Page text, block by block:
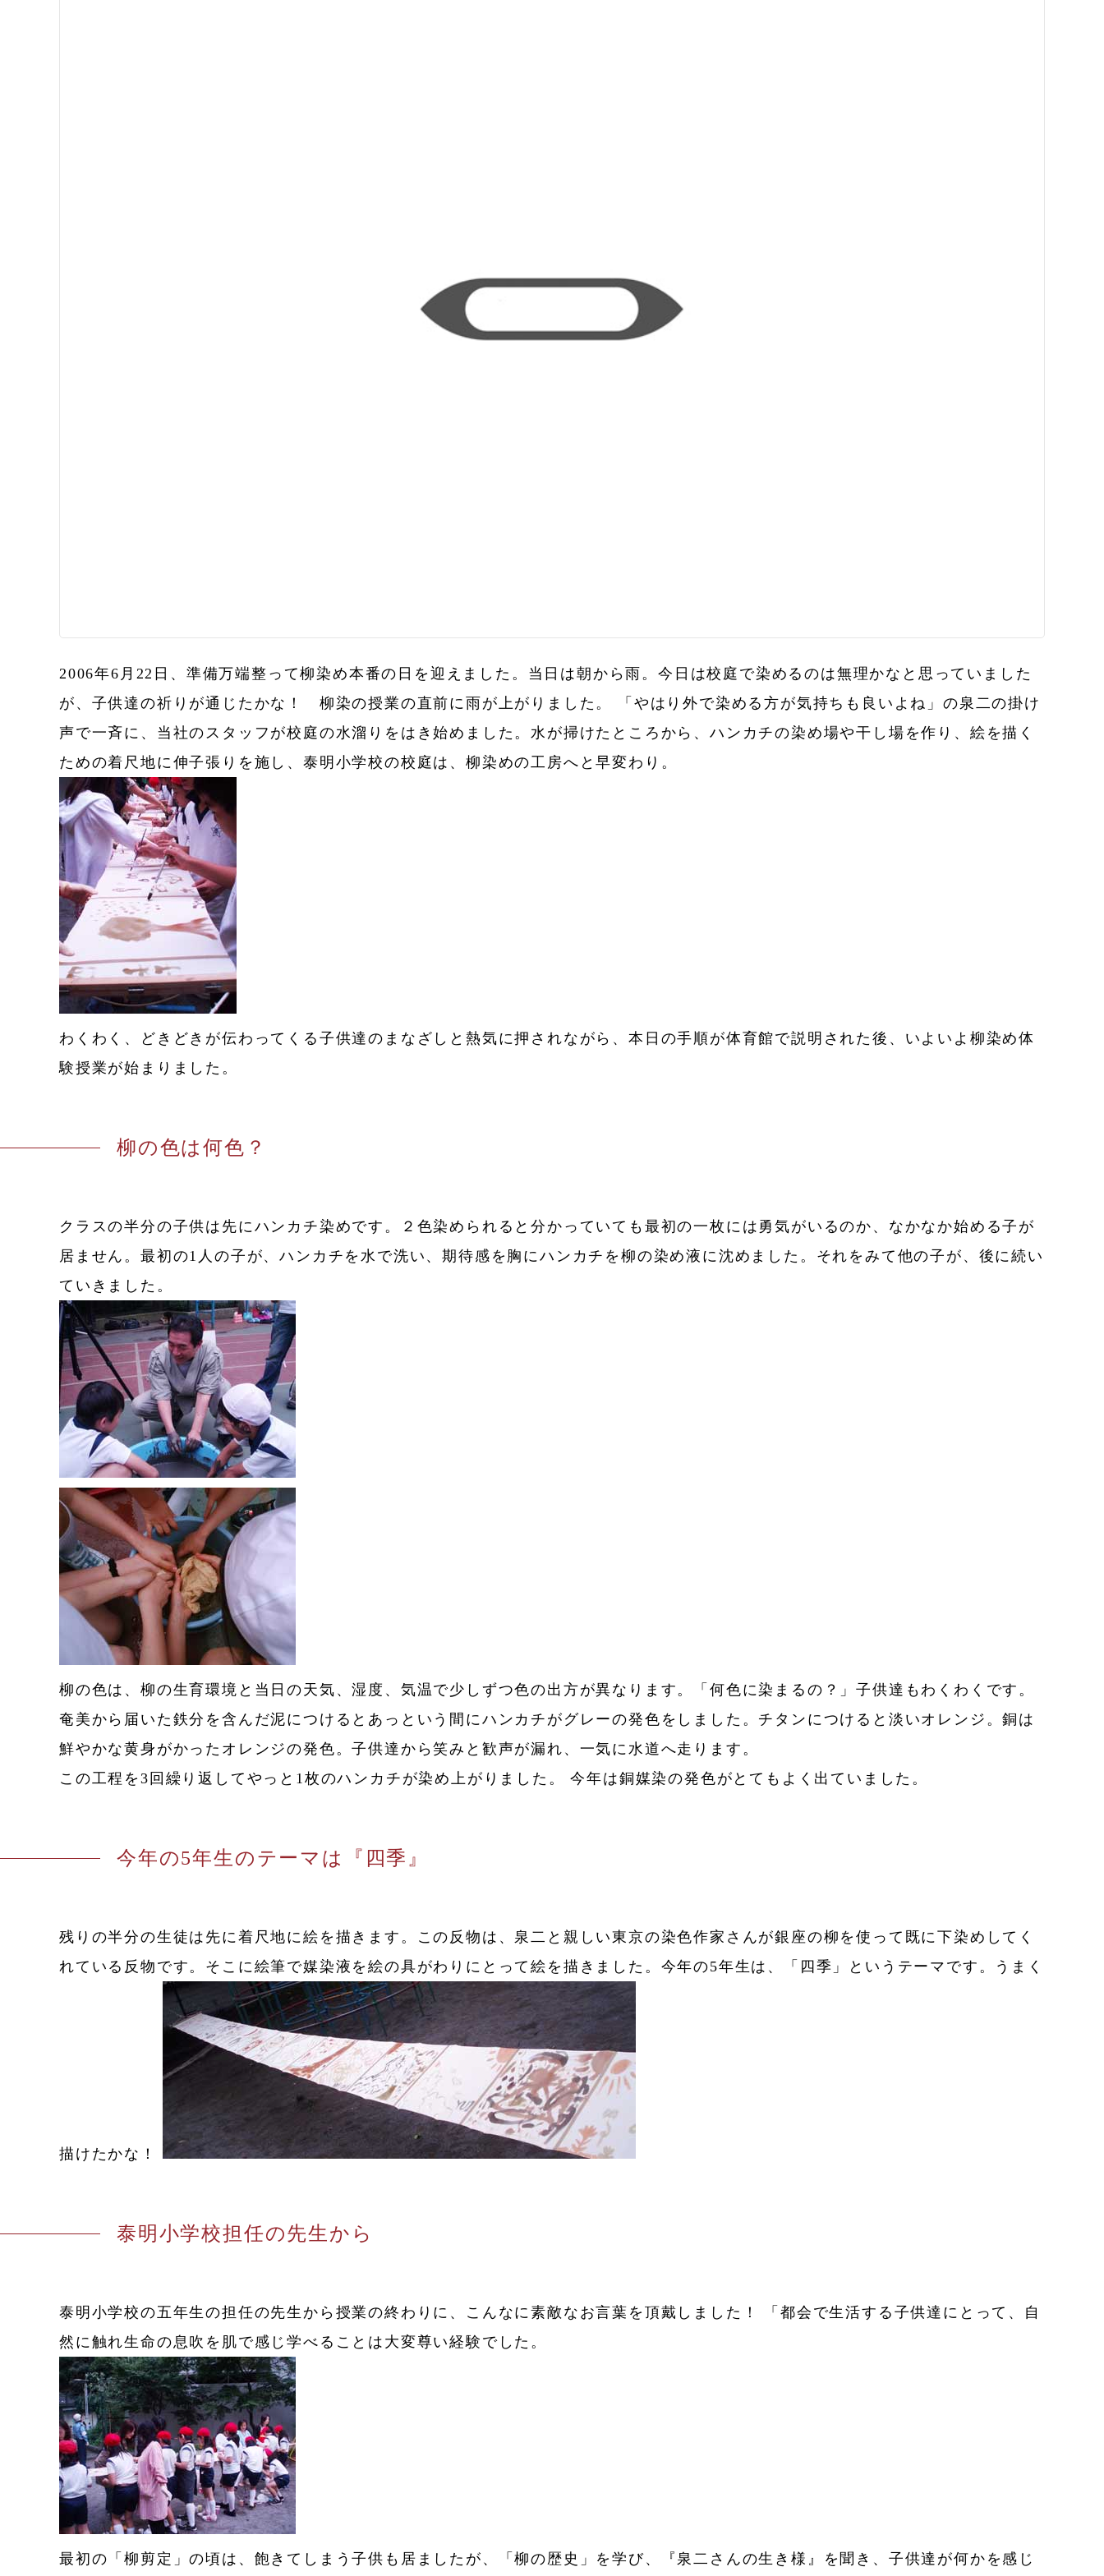
2006年6月22日、準備万端整って柳染め本番の日を迎えました。当日は朝から雨。今日は校庭で染めるのは無理かなと思っていました
が、子供達の祈りが通じたかな！ 柳染の授業の直前に雨が上がりました。 「やはり外で染める方が気持ちも良いよね」の泉二の掛け
声で一斉に、当社のスタッフが校庭の水溜りをはき始めました。水が掃けたところから、ハンカチの染め場や干し場を作り、絵を描く
ための着尺地に伸子張りを施し、泰明小学校の校庭は、柳染めの工房へと早変わり。
わくわく、どきどきが伝わってくる子供達のまなざしと熱気に押されながら、本日の手順が体育館で説明された後、いよいよ柳染め体
験授業が始まりました。
柳の色は何色？
クラスの半分の子供は先にハンカチ染めです。２色染められると分かっていても最初の一枚には勇気がいるのか、なかなか始める子が
居ません。最初の1人の子が、ハンカチを水で洗い、期待感を胸にハンカチを柳の染め液に沈めました。それをみて他の子が、後に続い
ていきました。
柳の色は、柳の生育環境と当日の天気、湿度、気温で少しずつ色の出方が異なります。「何色に染まるの？」子供達もわくわくです。
奄美から届いた鉄分を含んだ泥につけるとあっという間にハンカチがグレーの発色をしました。チタンにつけると淡いオレンジ。銅は
鮮やかな黄身がかったオレンジの発色。子供達から笑みと歓声が漏れ、一気に水道へ走ります。
この工程を3回繰り返してやっと1枚のハンカチが染め上がりました。 今年は銅媒染の発色がとてもよく出ていました。
今年の5年生のテーマは『四季』
残りの半分の生徒は先に着尺地に絵を描きます。この反物は、泉二と親しい東京の染色作家さんが銀座の柳を使って既に下染めしてく
れている反物です。そこに絵筆で媒染液を絵の具がわりにとって絵を描きました。今年の5年生は、「四季」というテーマです。うまく
描けたかな！
泰明小学校担任の先生から
泰明小学校の五年生の担任の先生から授業の終わりに、こんなに素敵なお言葉を頂戴しました！ 「都会で生活する子供達にとって、自
然に触れ生命の息吹を肌で感じ学べることは大変尊い経験でした。
最初の「柳剪定」の頃は、飽きてしまう子供も居ましたが、「柳の歴史」を学び、『泉二さんの生き様』を聞き、子供達が何かを感じ